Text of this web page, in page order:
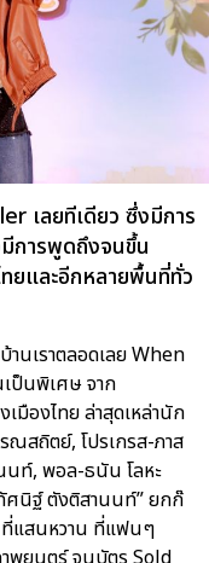
เลยทีเดียว ซึ่งมีการ
การพูดถึงจนขึ้น
ยและอีกหลายพื้นที่ทั่ว
นเราตลอดเลย When
ป็นพิเศษ จาก
มืองไทย ล่าสุดเหล่านัก
สถิตย์, โปรเกรส-ภาส
ท์, พอล-ธนัน โลหะ
นิฐ์ ตังติสานนท์” ยกก๊
แสนหวาน ที่แฟนๆ